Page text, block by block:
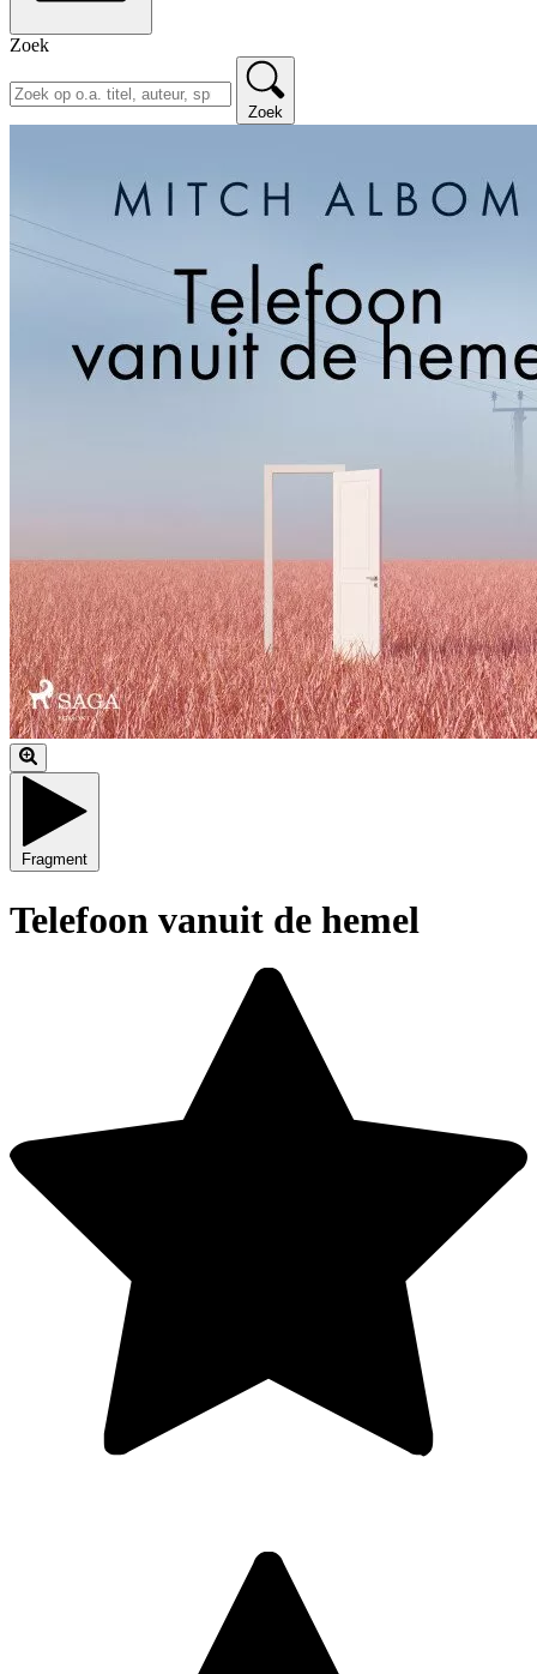
Zoek
Zoek
Fragment
Telefoon vanuit de hemel